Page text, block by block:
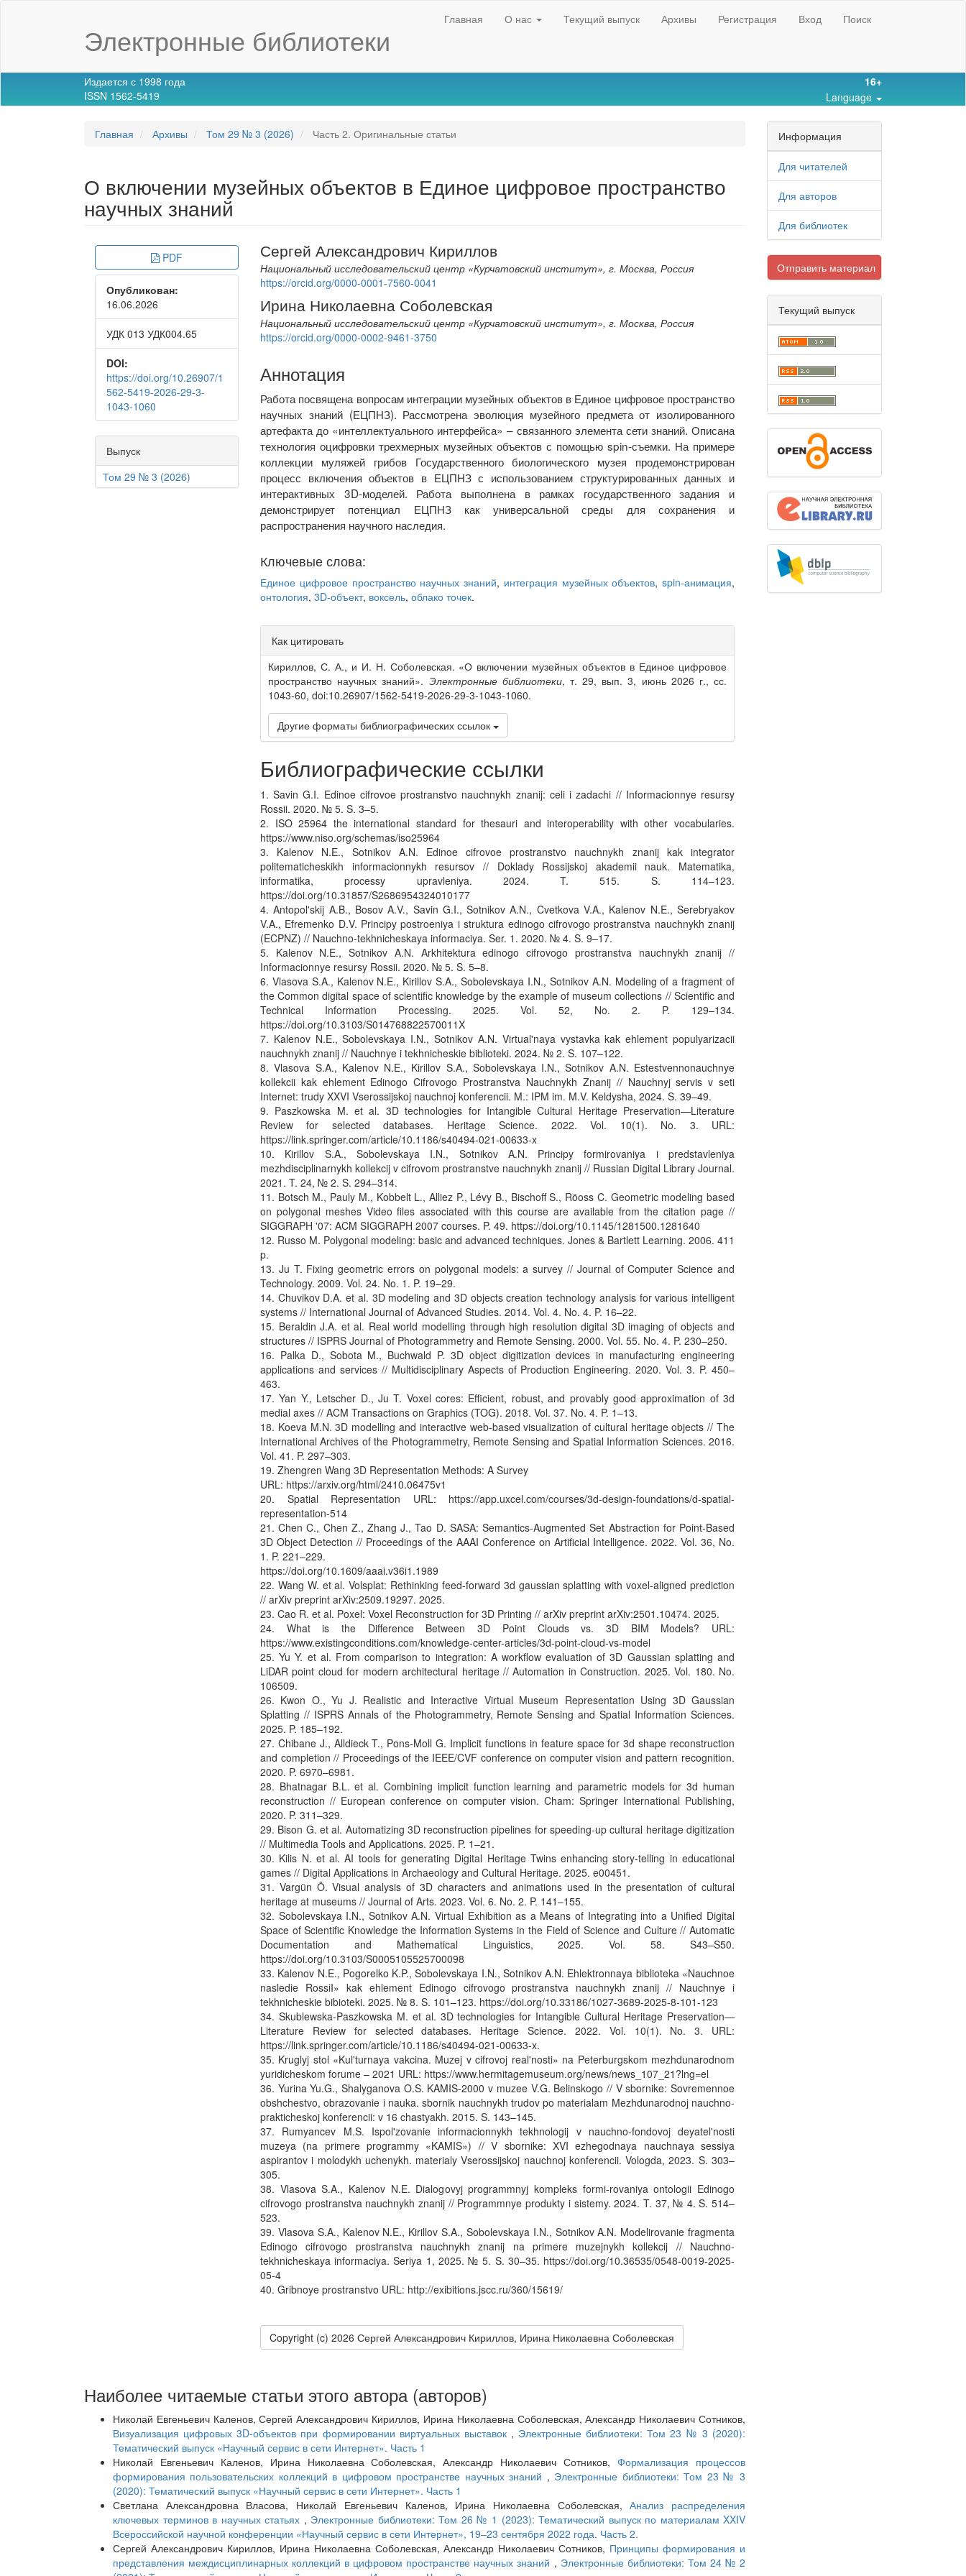
Электронные библиотеки
Главная О нас Текущий выпуск Архивы Регистрация Вход Поиск
Издается с 1998 года
ISSN 1562-5419
16+
Language
Главная Архивы Том 29 № 3 (2026) Часть 2. Оригинальные статьи
О включении музейных объектов в Единое цифровое пространство
научных знаний
Article
Sidebar
PDF
Опубликован:
16.06.2026
УДК 013 УДК004.65
DOI:
https://doi.org/10.26907/1
562-5419-2026-29-3-
1043-1060
Выпуск
Том 29 № 3 (2026)
Main
Article
Content
Сергей Александрович Кириллов
Национальный исследовательский центр «Курчатовский институт», г. Москва, Россия
https://orcid.org/0000-0001-7560-0041
Ирина Николаевна Соболевская
Национальный исследовательский центр «Курчатовский институт», г. Москва, Россия
https://orcid.org/0000-0002-9461-3750
Аннотация
Работа посвящена вопросам интеграции музейных объектов в Единое цифровое пространство
научных знаний (ЕЦПНЗ). Рассмотрена эволюция музейного предмета от изолированного
артефакта до «интеллектуального интерфейса» – связанного элемента сети знаний. Описана
технология оцифровки трехмерных музейных объектов с помощью spin-съемки. На примере
коллекции муляжей грибов Государственного биологического музея продемонстрирован
процесс включения объектов в ЕЦПНЗ с использованием структурированных данных и
интерактивных 3D-моделей. Работа выполнена в рамках государственного задания и
демонстрирует потенциал ЕЦПНЗ как универсальной среды для сохранения и
распространения научного наследия.
Ключевые слова:
Единое цифровое пространство научных знаний, интеграция музейных объектов, spin-анимация,
онтология, 3D-объект, воксель, облако точек.
Article
Details
Как цитировать
Кириллов, С. А., и И. Н. Соболевская. «О включении музейных объектов в Единое цифровое
пространство научных знаний». Электронные библиотеки, т. 29, вып. 3, июнь 2026 г., сс.
1043-60, doi:10.26907/1562-5419-2026-29-3-1043-1060.
Другие форматы библиографических ссылок
Библиографические ссылки
1. Savin G.I. Edinoe cifrovoe prostranstvo nauchnykh znanij: celi i zadachi // Informacionnye resursy
Rossii. 2020. № 5. S. 3–5.
2. ISO 25964 the international standard for thesauri and interoperability with other vocabularies.
https://www.niso.org/schemas/iso25964
3. Kalenov N.E., Sotnikov A.N. Edinoe cifrovoe prostranstvo nauchnykh znanij kak integrator
politematicheskikh informacionnykh resursov // Doklady Rossijskoj akademii nauk. Matematika,
informatika, processy upravleniya. 2024. T. 515. S. 114–123.
https://doi.org/10.31857/S2686954324010177
4. Antopol'skij A.B., Bosov A.V., Savin G.I., Sotnikov A.N., Cvetkova V.A., Kalenov N.E., Serebryakov
V.A., Efremenko D.V. Principy postroeniya i struktura edinogo cifrovogo prostranstva nauchnykh znanij
(ECPNZ) // Nauchno-tekhnicheskaya informaciya. Ser. 1. 2020. № 4. S. 9–17.
5. Kalenov N.E., Sotnikov A.N. Arkhitektura edinogo cifrovogo prostranstva nauchnykh znanij //
Informacionnye resursy Rossii. 2020. № 5. S. 5–8.
6. Vlasova S.A., Kalenov N.E., Kirillov S.A., Sobolevskaya I.N., Sotnikov A.N. Modeling of a fragment of
the Common digital space of scientific knowledge by the example of museum collections // Scientific and
Technical Information Processing. 2025. Vol. 52, No. 2. P. 129–134.
https://doi.org/10.3103/S014768822570011X
7. Kalenov N.E., Sobolevskaya I.N., Sotnikov A.N. Virtual'naya vystavka kak ehlement populyarizacii
nauchnykh znanij // Nauchnye i tekhnicheskie biblioteki. 2024. № 2. S. 107–122.
8. Vlasova S.A., Kalenov N.E., Kirillov S.A., Sobolevskaya I.N., Sotnikov A.N. Estestvennonauchnye
kollekcii kak ehlement Edinogo Cifrovogo Prostranstva Nauchnykh Znanij // Nauchnyj servis v seti
Internet: trudy XXVI Vserossijskoj nauchnoj konferencii. M.: IPM im. M.V. Keldysha, 2024. S. 39–49.
9. Paszkowska M. et al. 3D technologies for Intangible Cultural Heritage Preservation—Literature
Review for selected databases. Heritage Science. 2022. Vol. 10(1). No. 3. URL:
https://link.springer.com/article/10.1186/s40494-021-00633-x
10. Kirillov S.A., Sobolevskaya I.N., Sotnikov A.N. Principy formirovaniya i predstavleniya
mezhdisciplinarnykh kollekcij v cifrovom prostranstve nauchnykh znanij // Russian Digital Library Journal.
2021. T. 24, № 2. S. 294–314.
11. Botsch M., Pauly M., Kobbelt L., Alliez P., Lévy B., Bischoff S., Röoss C. Geometric modeling based
on polygonal meshes Video files associated with this course are available from the citation page //
SIGGRAPH '07: ACM SIGGRAPH 2007 courses. P. 49. https://doi.org/10.1145/1281500.1281640
12. Russo M. Polygonal modeling: basic and advanced techniques. Jones & Bartlett Learning. 2006. 411
p.
13. Ju T. Fixing geometric errors on polygonal models: a survey // Journal of Computer Science and
Technology. 2009. Vol. 24. No. 1. P. 19–29.
14. Chuvikov D.A. et al. 3D modeling and 3D objects creation technology analysis for various intelligent
systems // International Journal of Advanced Studies. 2014. Vol. 4. No. 4. P. 16–22.
15. Beraldin J.A. et al. Real world modelling through high resolution digital 3D imaging of objects and
structures // ISPRS Journal of Photogrammetry and Remote Sensing. 2000. Vol. 55. No. 4. P. 230–250.
16. Palka D., Sobota M., Buchwald P. 3D object digitization devices in manufacturing engineering
applications and services // Multidisciplinary Aspects of Production Engineering. 2020. Vol. 3. P. 450–
463.
17. Yan Y., Letscher D., Ju T. Voxel cores: Efficient, robust, and provably good approximation of 3d
medial axes // ACM Transactions on Graphics (TOG). 2018. Vol. 37. No. 4. P. 1–13.
18. Koeva M.N. 3D modelling and interactive web-based visualization of cultural heritage objects // The
International Archives of the Photogrammetry, Remote Sensing and Spatial Information Sciences. 2016.
Vol. 41. P. 297–303.
19. Zhengren Wang 3D Representation Methods: A Survey
URL: https://arxiv.org/html/2410.06475v1
20. Spatial Representation URL: https://app.uxcel.com/courses/3d-design-foundations/d-spatial-
representation-514
21. Chen C., Chen Z., Zhang J., Tao D. SASA: Semantics-Augmented Set Abstraction for Point-Based
3D Object Detection // Proceedings of the AAAI Conference on Artificial Intelligence. 2022. Vol. 36, No.
1. P. 221–229.
https://doi.org/10.1609/aaai.v36i1.1989
22. Wang W. et al. Volsplat: Rethinking feed-forward 3d gaussian splatting with voxel-aligned prediction
// arXiv preprint arXiv:2509.19297. 2025.
23. Cao R. et al. Poxel: Voxel Reconstruction for 3D Printing // arXiv preprint arXiv:2501.10474. 2025.
24. What is the Difference Between 3D Point Clouds vs. 3D BIM Models? URL:
https://www.existingconditions.com/knowledge-center-articles/3d-point-cloud-vs-model
25. Yu Y. et al. From comparison to integration: A workflow evaluation of 3D Gaussian splatting and
LiDAR point cloud for modern architectural heritage // Automation in Construction. 2025. Vol. 180. No.
106509.
26. Kwon O., Yu J. Realistic and Interactive Virtual Museum Representation Using 3D Gaussian
Splatting // ISPRS Annals of the Photogrammetry, Remote Sensing and Spatial Information Sciences.
2025. P. 185–192.
27. Chibane J., Alldieck T., Pons-Moll G. Implicit functions in feature space for 3d shape reconstruction
and completion // Proceedings of the IEEE/CVF conference on computer vision and pattern recognition.
2020. P. 6970–6981.
28. Bhatnagar B.L. et al. Combining implicit function learning and parametric models for 3d human
reconstruction // European conference on computer vision. Cham: Springer International Publishing,
2020. P. 311–329.
29. Bison G. et al. Automatizing 3D reconstruction pipelines for speeding-up cultural heritage digitization
// Multimedia Tools and Applications. 2025. P. 1–21.
30. Kilis N. et al. AI tools for generating Digital Heritage Twins enhancing story-telling in educational
games // Digital Applications in Archaeology and Cultural Heritage. 2025. e00451.
31. Vargün Ö. Visual analysis of 3D characters and animations used in the presentation of cultural
heritage at museums // Journal of Arts. 2023. Vol. 6. No. 2. P. 141–155.
32. Sobolevskaya I.N., Sotnikov A.N. Virtual Exhibition as a Means of Integrating into a Unified Digital
Space of Scientific Knowledge the Information Systems in the Field of Science and Culture // Automatic
Documentation and Mathematical Linguistics, 2025. Vol. 58. S43–S50.
https://doi.org/10.3103/S0005105525700098
33. Kalenov N.E., Pogorelko K.P., Sobolevskaya I.N., Sotnikov A.N. Ehlektronnaya biblioteka «Nauchnoe
nasledie RossiI» kak ehlement Edinogo cifrovogo prostranstva nauchnykh znanij // Nauchnye i
tekhnicheskie bibioteki. 2025. № 8. S. 101–123. https://doi.org/10.33186/1027-3689-2025-8-101-123
34. Skublewska-Paszkowska M. et al. 3D technologies for Intangible Cultural Heritage Preservation—
Literature Review for selected databases. Heritage Science. 2022. Vol. 10(1). No. 3. URL:
https://link.springer.com/article/10.1186/s40494-021-00633-x.
35. Kruglyj stol «Kul'turnaya vakcina. Muzej v cifrovoj real'nosti» na Peterburgskom mezhdunarodnom
yuridicheskom forume – 2021 URL: https://www.hermitagemuseum.org/news/news_107_21?lng=el
36. Yurina Yu.G., Shalyganova O.S. KAMIS-2000 v muzee V.G. Belinskogo // V sbornike: Sovremennoe
obshchestvo, obrazovanie i nauka. sbornik nauchnykh trudov po materialam Mezhdunarodnoj nauchno-
prakticheskoj konferencii: v 16 chastyakh. 2015. S. 143–145.
37. Rumyancev M.S. Ispol'zovanie informacionnykh tekhnologij v nauchno-fondovoj deyatel'nosti
muzeya (na primere programmy «KAMIS») // V sbornike: XVI ezhegodnaya nauchnaya sessiya
aspirantov i molodykh uchenykh. materialy Vserossijskoj nauchnoj konferencii. Vologda, 2023. S. 303–
305.
38. Vlasova S.A., Kalenov N.E. Dialogovyj programmnyj kompleks formi-rovaniya ontologii Edinogo
cifrovogo prostranstva nauchnykh znanij // Programmnye produkty i sistemy. 2024. T. 37, № 4. S. 514–
523.
39. Vlasova S.A., Kalenov N.E., Kirillov S.A., Sobolevskaya I.N., Sotnikov A.N. Modelirovanie fragmenta
Edinogo cifrovogo prostranstva nauchnykh znanij na primere muzejnykh kollekcij // Nauchno-
tekhnicheskaya informaciya. Seriya 1, 2025. № 5. S. 30–35. https://doi.org/10.36535/0548-0019-2025-
05-4
40. Gribnoye prostranstvo URL: http://exibitions.jscc.ru/360/15619/
Copyright (c) 2026 Сергей Александрович Кириллов, Ирина Николаевна Соболевская
Наиболее читаемые статьи этого автора (авторов)
Николай Евгеньевич Каленов, Сергей Александрович Кириллов, Ирина Николаевна Соболевская, Александр Николаевич Сотников,
Визуализация цифровых 3D-объектов при формировании виртуальных выставок , Электронные библиотеки: Том 23 № 3 (2020):
Тематический выпуск «Научный сервис в сети Интернет». Часть 1
Николай Евгеньевич Каленов, Ирина Николаевна Соболевская, Александр Николаевич Сотников,Формализация процессов
формирования пользовательских коллекций в цифровом пространстве научных знаний , Электронные библиотеки: Том 23 № 3
(2020): Тематический выпуск «Научный сервис в сети Интернет». Часть 1
Светлана Александровна Власова, Николай Евгеньевич Каленов, Ирина Николаевна Соболевская,Анализ распределения
ключевых терминов в научных статьях , Электронные библиотеки: Том 26 № 1 (2023): Тематический выпуск по материалам XXIV
Всероссийской научной конференции «Научный сервис в сети Интернет», 19–23 сентября 2022 года. Часть 2.
Сергей Александрович Кириллов, Ирина Николаевна Соболевская, Александр Николаевич Сотников, Принципы формирования и
представления междисциплинарных коллекций в цифровом пространстве научных знаний , Электронные библиотеки: Том 24 № 2
Информация
Для читателей
Для авторов
Для библиотек
Отправить материал
Текущий выпуск